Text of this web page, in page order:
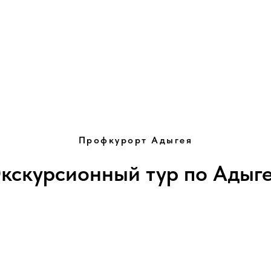
Профкурорт Адыгея
тур по